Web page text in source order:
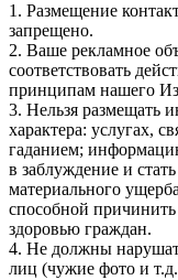
1. Размещение
запрещено.
2. Ваше рекламное
соответствовать
принципам нашего
3. Нельзя размещать
характера: услугах,
гаданием;
в заблуждение и
материального
способной
здоровью граждан.
4. Не должны
лиц (чужие фото и